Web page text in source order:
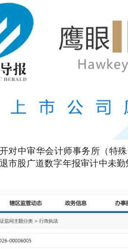
对中审华会计师事务所（特
市股广道数字年报审计中未